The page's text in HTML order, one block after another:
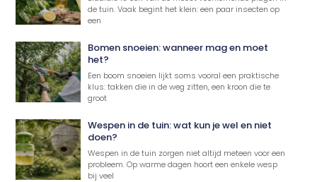
de tuin. Vaak begint het klein: een paar insecten op
een
Bomen snoeien: wanneer mag en moet
het?
Een boom snoeien lijkt soms vooral een praktische
klus: takken die in de weg zitten, een kroon die te
groot
Wespen in de tuin: wat kun je wel en niet
doen?
Wespen in de tuin zorgen niet altijd meteen voor een
probleem. Op warme dagen hoort een enkele wesp
bij veel